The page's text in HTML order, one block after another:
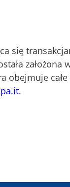
się
obejmuje
.